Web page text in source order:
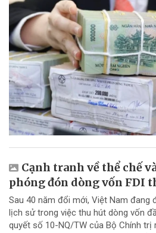
Cạnh tranh về thể chế
phóng đón dòng vốn FDI
Sau 40 năm đổi mới, Việt Nam
lịch sử trong việc thu hút dòng vốn
quyết số 10-NQ/TW của Bộ Chính